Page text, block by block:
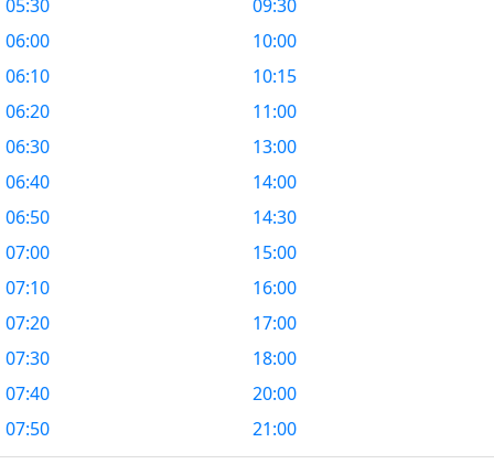
05:30
06:00
06:10
06:20
06:30
06:40
06:50
07:00
07:10
07:20
07:30
07:40
07:50
09:30
10:00
10:15
11:00
13:00
14:00
14:30
15:00
16:00
17:00
18:00
20:00
21:00